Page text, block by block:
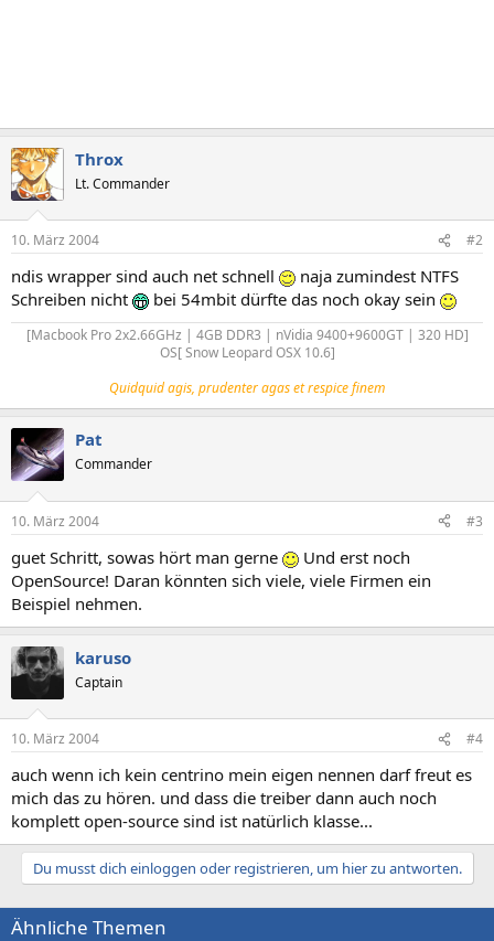
Throx
Lt. Commander
10. März 2004 #2
ndis wrapper sind auch net schnell
naja zumindest NTFS
Schreiben nicht
bei 54mbit dürfte das noch okay sein
[Macbook Pro 2x2.66GHz | 4GB DDR3 | nVidia 9400+9600GT | 320 HD]
OS[ Snow Leopard OSX 10.6]​
Quidquid agis, prudenter agas et respice finem
Pat
Commander
10. März 2004 #3
guet Schritt, sowas hört man gerne
Und erst noch
OpenSource! Daran könnten sich viele, viele Firmen ein
Beispiel nehmen.
karuso
Captain
10. März 2004 #4
auch wenn ich kein centrino mein eigen nennen darf freut es
mich das zu hören. und dass die treiber dann auch noch
komplett open-source sind ist natürlich klasse...
Du musst dich einloggen oder registrieren, um hier zu antworten.
Ähnliche Themen